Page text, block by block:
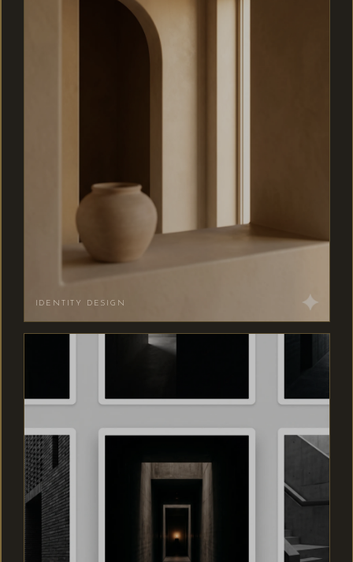
IDENTITY DESIGN